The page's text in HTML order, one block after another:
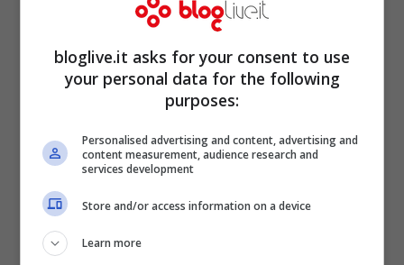
Maradona, con le sue parole ha scatenato
solo. Nell’occhio del ciclone un passaggio
di una sua dichiarazione nel quale
affermava come Diego, se avesse giocato
nella Juve, a quest’ora sarebbe ancora
vivo.
bloglive.it asks for your consent to use
your personal data for the following
purposes:
Personalised advertising and content, advertising and
content measurement, audience research and
services development
Store and/or access information on a device
Learn more